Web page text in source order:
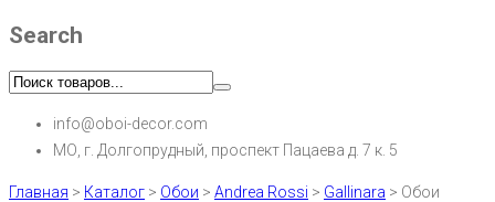
Search
info@oboi-decor.com
МО, г. Долгопрудный, проспект Пацаева д. 7 к. 5
Главная > Каталог > Обои > Andrea Rossi > Gallinara > Обои